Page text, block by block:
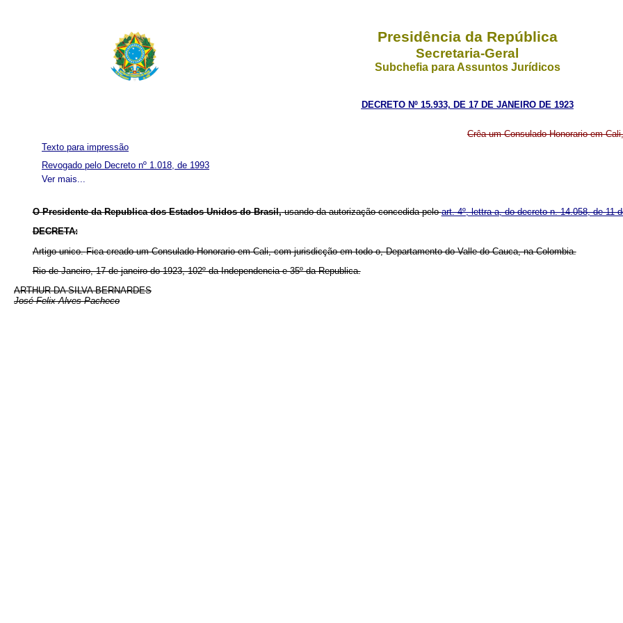
Presidência da República
Secretaria-Geral
Subchefia para Assuntos Jurídicos
DECRETO Nº 15.933, DE 17 DE JANEIRO DE 1923
Crêa um Consulado Honorario em
Ver mais...
Texto para impressão
Revogado pelo Decreto nº 1.018, de 1993
O Presidente da Republica dos Estados Unidos do Brasil,usando da autorização concedida peloart. 4º, lettra a, do decreto n. 14.058, de 11
DECRETA:
Artigo unico.Fica creado um Consulado Honorario em Cali, com jurisdicção em todo o, Departamento do Valle do Cauca, na Colombia.
Rio de Janeiro, 17 de janeiro do 1923, 102º da Independencia e 35º da Republica.
ARTHUR DA SILVA BERNARDES
José Felix Alves Pacheco